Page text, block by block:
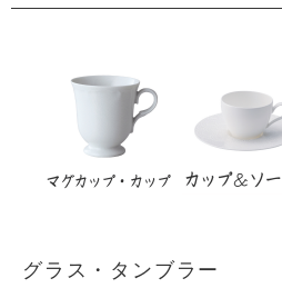
グラス・タンブラー